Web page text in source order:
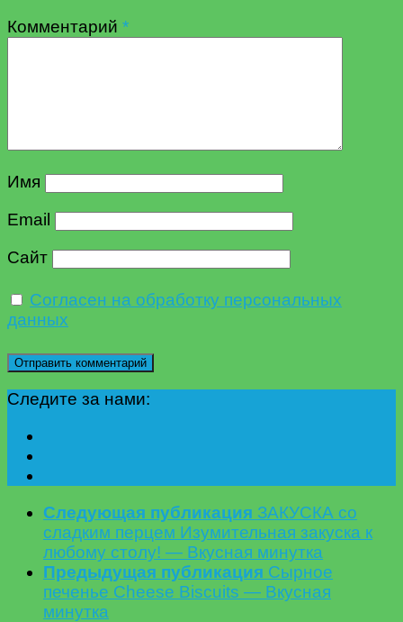
Комментарий *
Имя
Email
Сайт
Согласен на обработку персональных
данных
Следите за нами:
Следующая публикация ЗАКУСКА со
сладким перцем Изумительная закуска к
любому столу! — Вкусная минутка
Предыдущая публикация Сырное
печенье Cheese Biscuits — Вкусная
минутка